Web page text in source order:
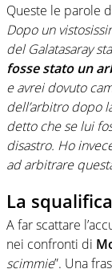
Queste le parole
Dopo un
del Galatasaray
fosse stato un
e avrei dovuto
dell’arbitro dopo
detto che se lui
disastro. Ho
ad arbitrare
La
A far scattare
nei confronti di
scimmie”. Una